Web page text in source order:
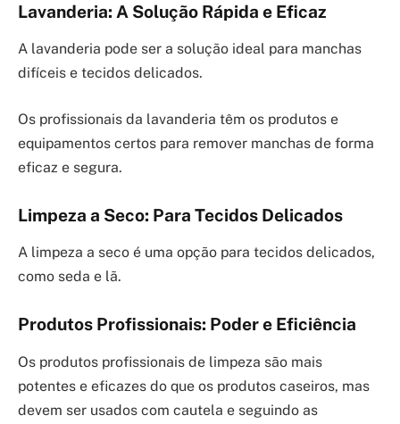
Lavanderia: A Solução Rápida e Eficaz
A lavanderia pode ser a solução ideal para manchas
difíceis e tecidos delicados.
Os profissionais da lavanderia têm os produtos e
equipamentos certos para remover manchas de forma
eficaz e segura.
Limpeza a Seco: Para Tecidos Delicados
A limpeza a seco é uma opção para tecidos delicados,
como seda e lã.
Produtos Profissionais: Poder e Eficiência
Os produtos profissionais de limpeza são mais
potentes e eficazes do que os produtos caseiros, mas
devem ser usados com cautela e seguindo as